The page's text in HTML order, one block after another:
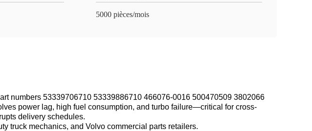
5000 pièces/mois
numbers 53339706710 53339886710 466076-0016 500470509 3802066
power lag, high fuel consumption, and turbo failure—critical for cross-
delivery schedules.
truck mechanics, and Volvo commercial parts retailers.